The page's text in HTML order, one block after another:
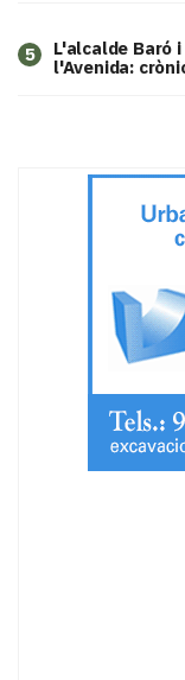
5
L'alcalde Baró
l'Avenida: